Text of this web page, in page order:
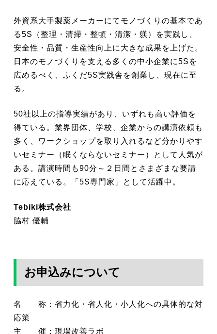
外資系大手製薬メーカーにてモノづくりの基本であ
る5S（整理・清掃・整頓・清潔・躾）を実践し、
安全性・品質・生産性向上に大きな成果を上げた。
日本のモノづくりを支える多くの中小企業に5Sを
広めるべく、ふくだ5S実践舎を創業し、現在に至
る。
50社以上の指導実績があり、いずれも高い評価を
得ている。業界団体、学校、企業からの講演依頼も
多く、ワークショップを取り入れるなど分かりやす
いセミナー（眠くならないセミナー）として人気が
ある。講演時間も90分～２日間とさまざまな要請
に応えている。「5S専門家」として活躍中。
Tebiki株式会社
脇村 優輔
お申込みについて
名 称：省力化・省人化・小人化への具体的な対
応策
主 催：現場改善ラボ